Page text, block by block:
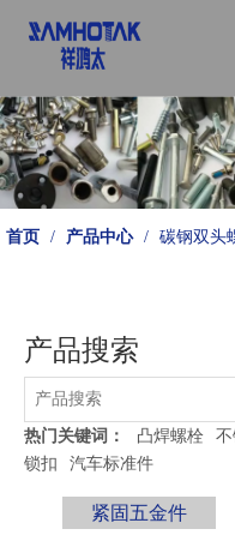
首页 / 产品中心 / 碳钢双头
产品搜索
热门关键词： 凸焊螺栓
锁扣
汽车标准件
紧固五金件